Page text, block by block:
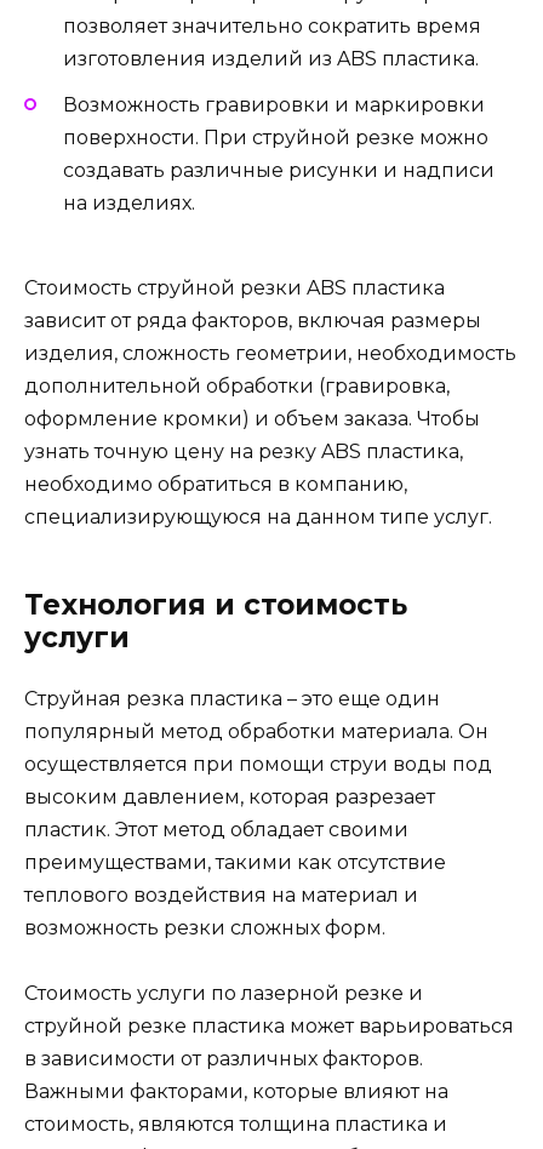
позволяет значительно сократить время
изготовления изделий из ABS пластика.
Возможность гравировки и маркировки
поверхности. При струйной резке можно
создавать различные рисунки и надписи
на изделиях.
Стоимость струйной резки ABS пластика
зависит от ряда факторов, включая размеры
изделия, сложность геометрии, необходимость
дополнительной обработки (гравировка,
оформление кромки) и объем заказа. Чтобы
узнать точную цену на резку ABS пластика,
необходимо обратиться в компанию,
специализирующуюся на данном типе услуг.
Технология и стоимость
услуги
Струйная резка пластика – это еще один
популярный метод обработки материала. Он
осуществляется при помощи струи воды под
высоким давлением, которая разрезает
пластик. Этот метод обладает своими
преимуществами, такими как отсутствие
теплового воздействия на материал и
возможность резки сложных форм.
Стоимость услуги по лазерной резке и
струйной резке пластика может варьироваться
в зависимости от различных факторов.
Важными факторами, которые влияют на
стоимость, являются толщина пластика и